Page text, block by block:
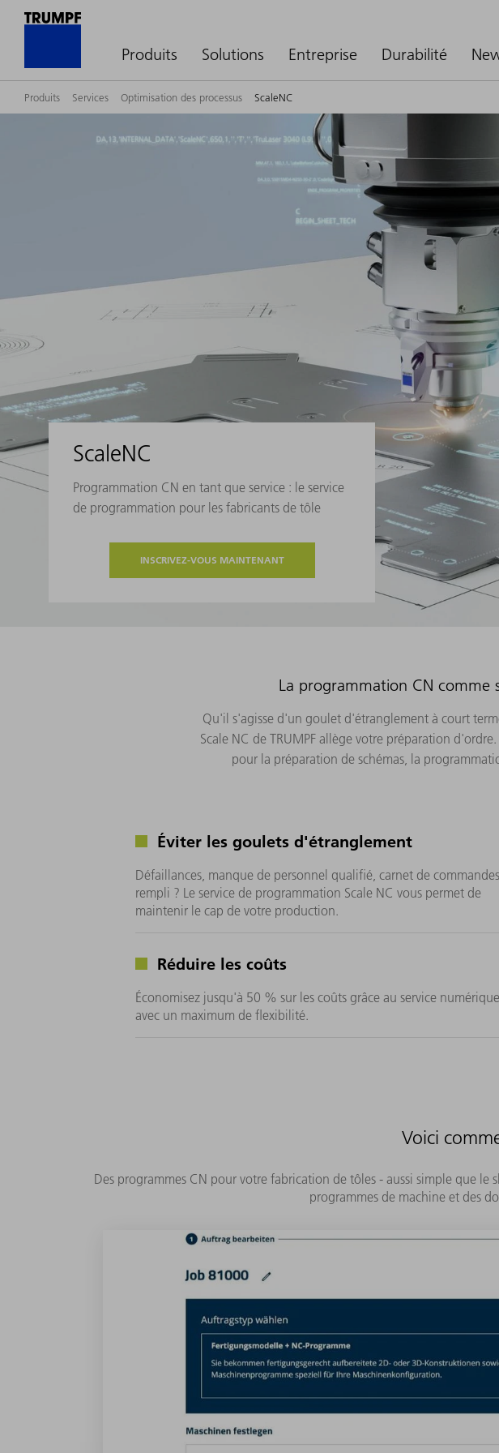
Produits Solutions Entreprise Durabilité
Produits Services Optimisation des processus ScaleNC
ScaleNC
Programmation CN en tant que service : le service
de programmation pour les fabricants de tôle
INSCRIVEZ-VOUS MAINTENANT
La programmation CN comme
Qu'il s'agisse d'un goulet d'étranglement à court
Scale NC de TRUMPF allège votre préparation
pour la préparation de schémas, la
Éviter les goulets d'étranglement
Défaillances, manque de personnel qualifié, carnet de commandes
rempli ? Le service de programmation Scale NC vous permet de
maintenir le cap de votre production.
Réduire les coûts
Économisez jusqu'à 50 % sur les coûts grâce au service
avec un maximum de flexibilité.
Voici
Des programmes CN pour votre fabrication de tôles - aussi simple que
programmes de machine et des